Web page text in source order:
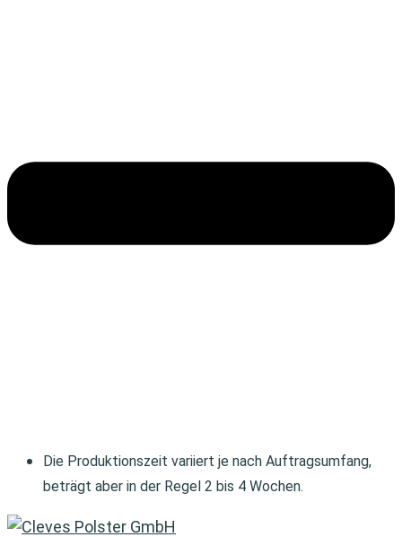
Die Produktionszeit variiert je nach Auftragsumfang,
beträgt aber in der Regel 2 bis 4 Wochen.